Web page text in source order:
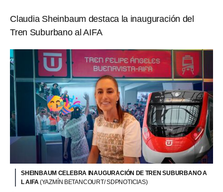
Claudia Sheinbaum destaca la inauguración del
Tren Suburbano al AIFA
SHEINBAUM CELEBRA INAUGURACIÓN DE TREN SUBURBANO A
L AIFA(YAZMÍN BETANCOURT/ SDPNOTICIAS)